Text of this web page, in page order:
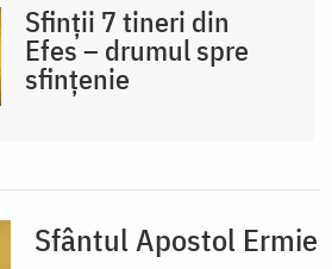
Sfinții 7 tineri din
Efes – drumul spre
sfințenie
Sfântul Apostol Ermie